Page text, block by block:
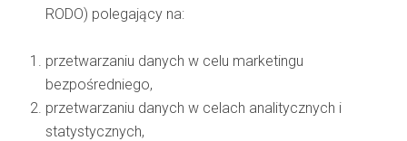
RODO) polegający na:
przetwarzaniu danych w celu marketingu
bezpośredniego,
przetwarzaniu danych w celach analitycznych i
statystycznych,